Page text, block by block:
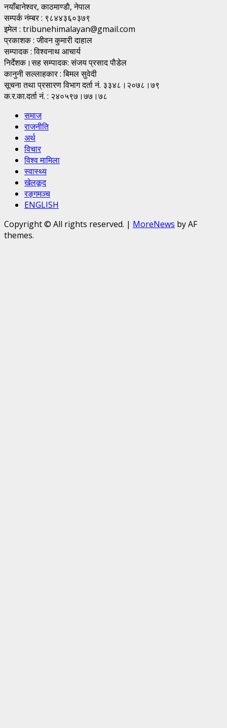
नयाँबानेश्वर, काठमाण्डाै, नेपाल
सम्पर्क नंम्बर : ९८४४३६०३७९
इमेल : tribunehimalayan@gmail.com
प्रकाशक : जीवन कुमारी दाहाल
सम्पादक : विश्वनाथ आचार्य
निर्देशक।सह सम्पादक: संजय प्रसाद पाैडेल
कानुनी सल्लाहकार : बिमल सुवेदी
सूचना तथा प्रसारण विभाग दर्ता नं. ३३४८।२०७८।७९
क.र.का.दर्ता नं. : २४०५९७।७७।७८
समाज
राजनीति
अर्थ
विचार
विश्व मामिला
स्वास्थ्य
खेलकूद
रङ्गमञ्च
ENGLISH
Copyright © All rights reserved. | MoreNews by AF
themes.